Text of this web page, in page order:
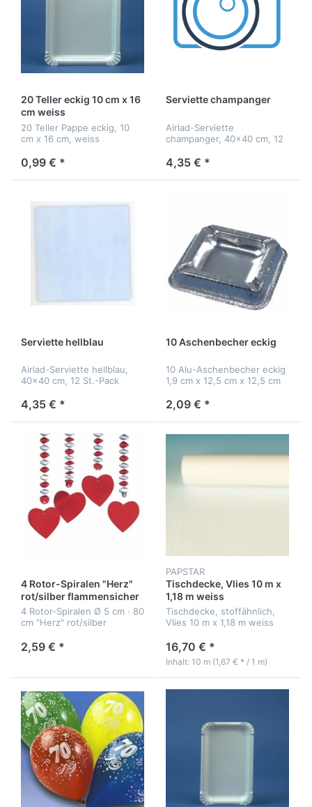
20 Teller eckig 10 cm x 16
cm weiss
20 Teller Pappe eckig, 10
cm x 16 cm, weiss
0,99 € *
Serviette champanger
Airlad-Serviette
champanger, 40x40 cm, 12
4,35 € *
Serviette hellblau
Airlad-Serviette hellblau,
40x40 cm, 12 St.-Pack
4,35 € *
10 Aschenbecher eckig
10 Alu-Aschenbecher eckig
1,9 cm x 12,5 cm x 12,5 cm
2,09 € *
4 Rotor-Spiralen "Herz"
rot/silber flammensicher
4 Rotor-Spiralen Ø 5 cm · 80
cm "Herz" rot/silber
2,59 € *
PAPSTAR
Tischdecke, Vlies 10 m x
1,18 m weiss
Tischdecke, stoffähnlich,
Vlies 10 m x 1,18 m weiss
16,70 € *
Inhalt: 10 m (1,67 € * / 1 m)